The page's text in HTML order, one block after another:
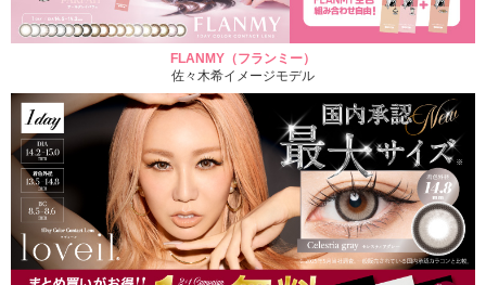
FLANMY（フランミー）
佐々木希イメージモデル